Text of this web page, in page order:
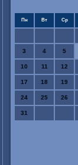
Пн Вт Ср
3 4 5
10 11 12
17 18 19
24 25 26
31